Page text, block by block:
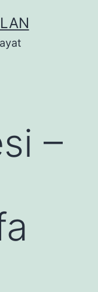
–